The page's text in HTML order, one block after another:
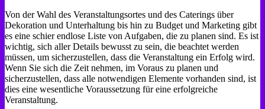
Von der Wahl des Veranstaltungsortes und des Caterings über
Dekoration und Unterhaltung bis hin zu Budget und Marketing gibt
es eine schier endlose Liste von Aufgaben, die zu planen sind. Es ist
wichtig, sich aller Details bewusst zu sein, die beachtet werden
müssen, um sicherzustellen, dass die Veranstaltung ein Erfolg wird.
Wenn Sie sich die Zeit nehmen, im Voraus zu planen und
sicherzustellen, dass alle notwendigen Elemente vorhanden sind, ist
dies eine wesentliche Voraussetzung für eine erfolgreiche
Veranstaltung.